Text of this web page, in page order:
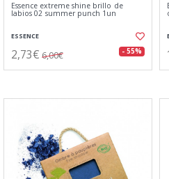
Essence extreme shine brillo de
labios 02 summer punch 1un
ESSENCE
2,73€ 6,00€ - 55%